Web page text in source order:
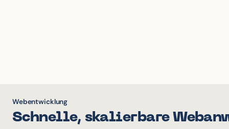
Webentwicklung
Schnelle, skalierbare